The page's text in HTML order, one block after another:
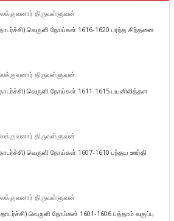
திருவள்ளுவன்
வெருளி நோய்கள் 1616-1620 பரந்த சிந்தனை
திருவள்ளுவன்
வெருளி நோய்கள் 1611-1615 பயனிலித்தள
திருவள்ளுவன்
வெருளி நோய்கள் 1607-1610 பந்தய ஊர்தி
திருவள்ளுவன்
வெருளி நோய்கள் 1601-1606 பத்தாம் வகுப்பு